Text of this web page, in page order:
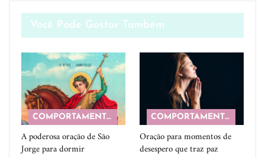
Você Pode Gostar Também
COMPORTAMENTO
A poderosa oração de São
Jorge para dormir
COMPORTAMENTO
Oração para momentos de
desespero que traz paz